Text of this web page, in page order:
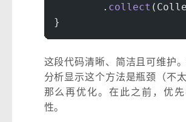
        .
collect
}
这段代码清晰、简洁且可维护
分析显示这个方法是瓶颈（不太
那么再优化。在此之前，优
性。